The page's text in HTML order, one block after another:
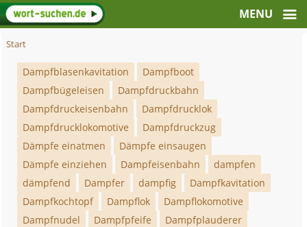
Start
Dampfblasenkavitation
Dampfboot
Dampfbügeleisen
Dampfdruckbahn
Dampfdruckeisenbahn
Dampfdrucklok
Dampfdrucklokomotive
Dampfdruckzug
Dämpfe einatmen
Dämpfe einsaugen
Dämpfe einziehen
Dampfeisenbahn
dampfen
dämpfend
Dampfer dampfig
Dampfkavitation
Dampfkochtopf
Dampflok
Dampflokomotive
Dampfnudel
Dampfpfeife
Dampfplauderer